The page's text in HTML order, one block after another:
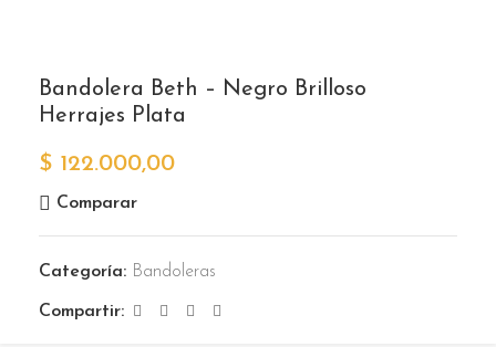
Bandolera Beth – Negro Brilloso
Herrajes Plata
$ 122.000,00
Comparar
Categoría: Bandoleras
Compartir: